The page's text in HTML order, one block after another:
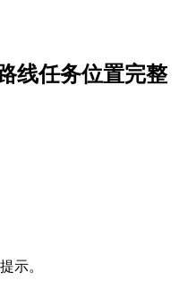
线任务位置完整
示。